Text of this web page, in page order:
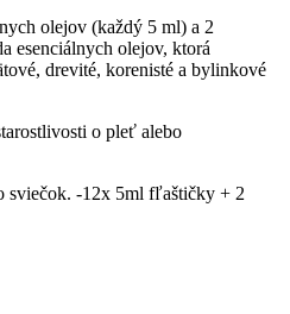
olejov (každý 5 ml) a 2
esenciálnych olejov, ktorá
drevité, korenisté a bylinkové
o pleť alebo
sviečok. -12x 5ml fľaštičky + 2